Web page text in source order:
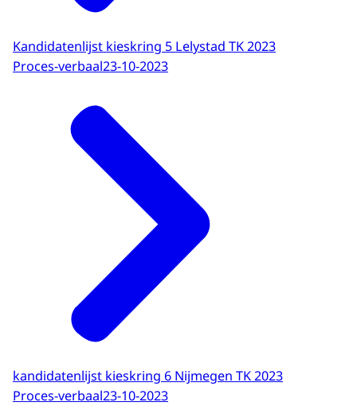
Kandidatenlijst kieskring 5 Lelystad TK 2023
Proces-verbaal23-10-2023
kandidatenlijst kieskring 6 Nijmegen TK 2023
Proces-verbaal23-10-2023